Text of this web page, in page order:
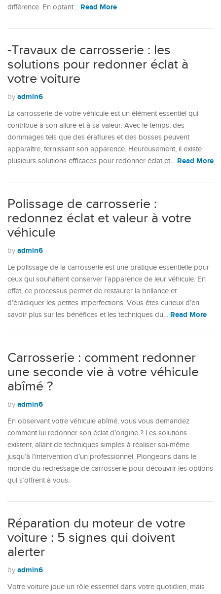
différence. En optant… Read More
-Travaux de carrosserie : les
solutions pour redonner éclat à
votre voiture
by admin6
La carrosserie de votre véhicule est un élément essentiel qui
contribue à son allure et à sa valeur. Avec le temps, des
dommages tels que des éraflures et des bosses peuvent
apparaître, ternissant son apparence. Heureusement, il existe
plusieurs solutions efficaces pour redonner éclat et… Read More
Polissage de carrosserie :
redonnez éclat et valeur à votre
véhicule
by admin6
Le polissage de la carrosserie est une pratique essentielle pour
ceux qui souhaitent conserver l’apparence de leur véhicule. En
effet, ce processus permet de restaurer la brillance et
d’éradiquer les petites imperfections. Vous êtes curieux d’en
savoir plus sur les bénéfices et les techniques du… Read More
Carrosserie : comment redonner
une seconde vie à votre véhicule
abîmé ?
by admin6
En observant votre véhicule abîmé, vous vous demandez
comment lui redonner son éclat d’origine ? Les solutions
existent, allant de techniques simples à réaliser soi-même
jusqu’à l’intervention d’un professionnel. Plongeons dans le
monde du redressage de carrosserie pour découvrir les options
qui s’offrent à vous.
Réparation du moteur de votre
voiture : 5 signes qui doivent
alerter
by admin6
Votre voiture joue un rôle essentiel dans votre quotidien, mais